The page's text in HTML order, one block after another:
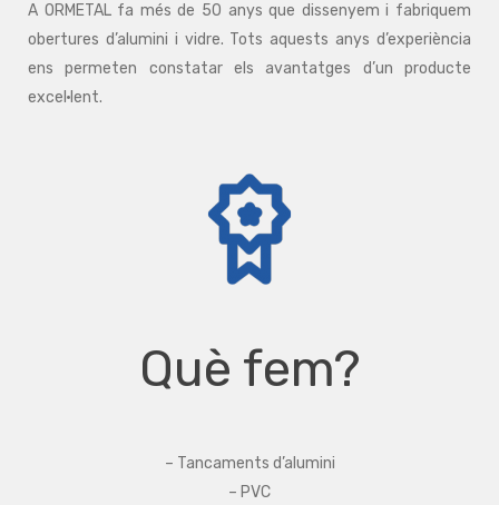
A ORMETAL fa més de 50 anys que dissenyem i fabriquem
obertures d’alumini i vidre. Tots aquests anys d’experiència
ens permeten constatar els avantatges d’un producte
excel·lent.
Què fem?
– Tancaments d’alumini
– PVC